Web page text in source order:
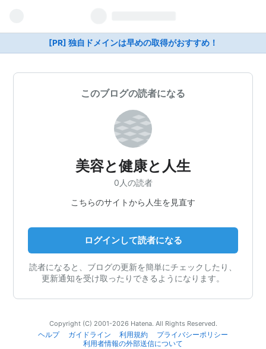
[PR] 独自ドメインは早めの取得がおすすめ！
このブログの読者になる
美容と健康と人生
0人の読者
こちらのサイトから人生を見直す
ログインして読者になる
読者になると、ブログの更新を簡単にチェックしたり、
更新通知を受け取ったりできるようになります。
Copyright (C) 2001-2026 Hatena. All Rights Reserved.
ヘルプ
ガイドライン 利用規約
プライバシーポリシー
利用者情報の外部送信について